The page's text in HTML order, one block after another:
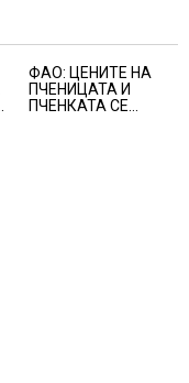
ФАО: ЦЕНИТЕ НА
ПЧЕНИЦАТА И
ПЧЕНКАТА СЕ